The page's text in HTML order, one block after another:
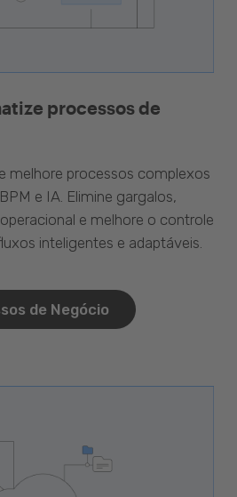
processos de
melhore processos complexos
e IA. Elimine gargalos,
e melhore o controle
inteligentes e adaptáveis.
de Negócio